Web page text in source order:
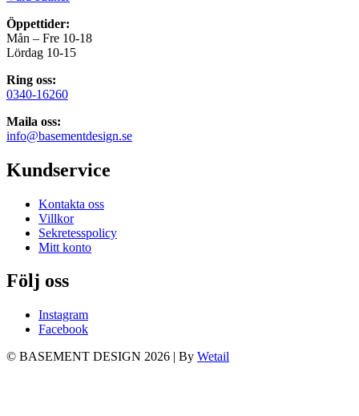
Öppettider:
Mån – Fre 10-18
Lördag 10-15
Ring oss:
0340-16260
Maila oss:
info@basementdesign.se
Kundservice
Kontakta oss
Villkor
Sekretesspolicy
Mitt konto
Följ oss
Instagram
Facebook
© BASEMENT DESIGN 2026 | By Wetail